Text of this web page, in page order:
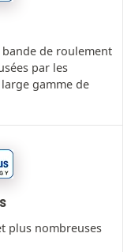
de roulement
par les
gamme de
plus nombreuses